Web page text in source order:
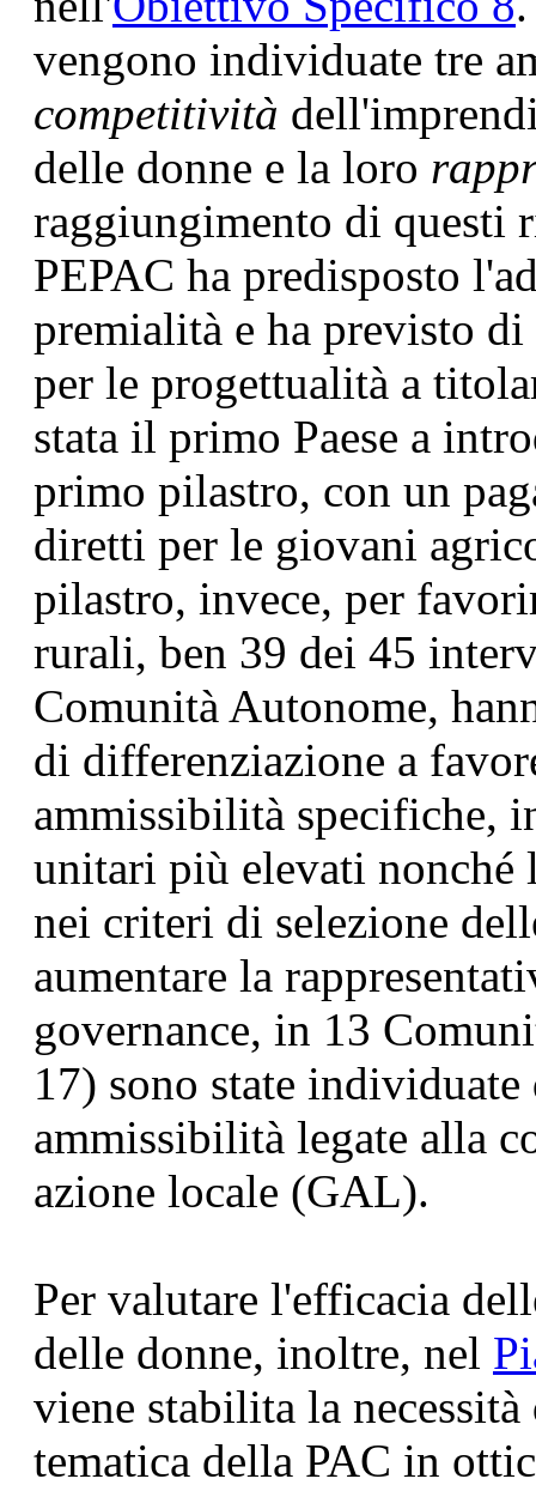
vengono individuate tre
competitività
delle donne e la loro
raggiungimento di questi
PEPAC ha predisposto
premialità e ha previsto
per le progettualità a
stata il primo Paese a
primo pilastro, con un
diretti per le giovani
pilastro, invece, per
rurali, ben 39 dei 45
Comunità Autonome,
di differenziazione a
ammissibilità specifiche,
unitari più elevati nonché
nei criteri di selezione
aumentare la
governance, in 13
17) sono state
ammissibilità legate alla
azione locale (GAL).
Per valutare l'efficacia
delle donne, inoltre, nel
viene stabilita la
tematica della PAC in